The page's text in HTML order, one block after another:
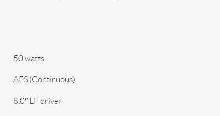
50 watts
AES (Continuous)
8.0″ LF driver